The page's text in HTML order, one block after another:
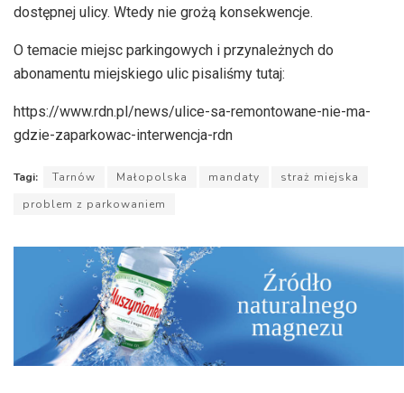
dostępnej ulicy. Wtedy nie grożą konsekwencje.
O temacie miejsc parkingowych i przynależnych do
abonamentu miejskiego ulic pisaliśmy tutaj:
https://www.rdn.pl/news/ulice-sa-remontowane-nie-ma-
gdzie-zaparkowac-interwencja-rdn
Tagi: Tarnów Małopolska mandaty
straż miejska
problem z parkowaniem